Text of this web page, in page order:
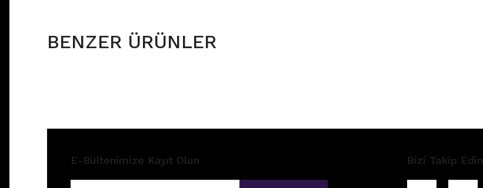
BENZER ÜRÜNLER
E-Bültenimize Kayıt Olun Bizi Takip Edin